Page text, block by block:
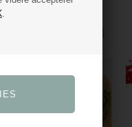
grøn 5cm